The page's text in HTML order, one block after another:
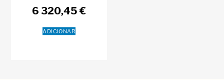
6 320,45€
ADICIONAR